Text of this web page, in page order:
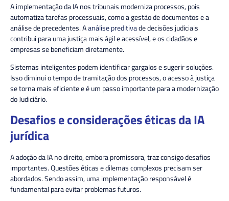
A implementação da IA nos tribunais moderniza processos, pois
automatiza tarefas processuais, como a gestão de documentos e a
análise de precedentes. Aanálise preditivade decisões judiciais
contribui para uma justiça mais ágil e acessível, e os cidadãos e
empresas se beneficiam diretamente.
Sistemas inteligentes podem identificar gargalos e sugerir soluções.
Isso diminui o tempo de tramitação dos processos, o acesso à justiça
se torna mais eficiente e é um passo importante para a modernização
do Judiciário.
Desafios e considerações éticas da IA
jurídica
A adoção da IA no direito, embora promissora, traz consigo desafios
importantes. Questões éticas e dilemas complexos precisam ser
abordados. Sendo assim, uma implementação responsável é
fundamental para evitar problemas futuros.